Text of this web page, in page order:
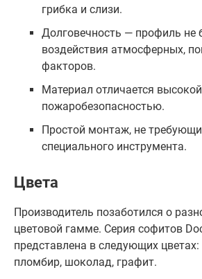
грибка и слизи.
Долговечность — профиль не
воздействия атмосферных,
факторов.
Материал отличается высокой
пожаробезопасностью.
Простой монтаж, не
специального инструмента.
Цвета
Производитель позаботился о
цветовой гамме. Серия софитов
представлена в следующих цветах:
пломбир, шоколад, графит.